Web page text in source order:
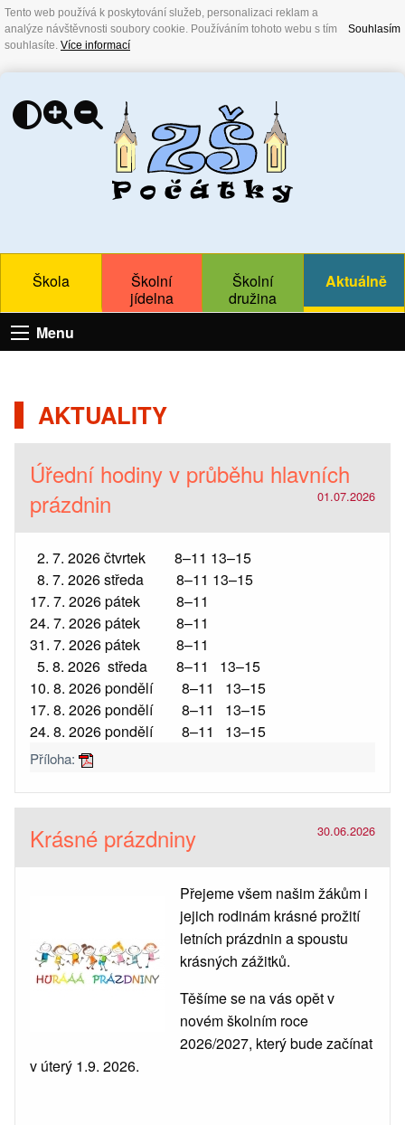
Tento web používá k poskytování služeb, personalizaci reklam a
analýze návštěvnosti soubory cookie. Používáním tohoto webu s tím
souhlasíte. Více informací
Souhlasím
Škola
Školní
jídelna
Školní
družina
Aktuálně
Menu
AKTUALITY
Úřední hodiny v průběhu hlavních
prázdnin
01.07.2026
2. 7. 2026 čtvrtek 8–11 13–15
8. 7. 2026 středa 8–11 13–15
17. 7. 2026 pátek 8–11
24. 7. 2026 pátek 8–11
31. 7. 2026 pátek 8–11
5. 8. 2026 středa 8–11 13–15
10. 8. 2026 pondělí 8–11 13–15
17. 8. 2026 pondělí 8–11 13–15
24. 8. 2026 pondělí 8–11 13–15
Příloha:
Krásné prázdniny 30.06.2026
Přejeme všem našim žákům i
jejich rodinám krásné prožití
letních prázdnin a spoustu
krásných zážitků.
Těšíme se na vás opět v
novém školním roce
2026/2027, který bude začínat
v úterý 1.9. 2026.